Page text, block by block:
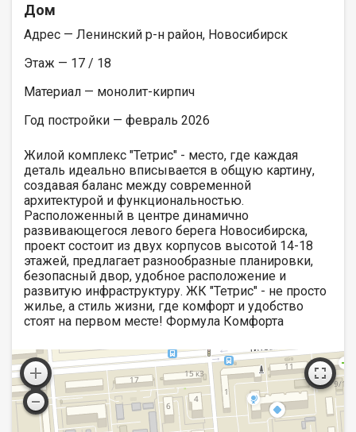
Дом
Адрес — Ленинский р-н район, Новосибирск
Этаж — 17 / 18
Материал — монолит-кирпич
Год постройки — февраль 2026
Жилой комплекс "Тетрис" - место, где каждая
деталь идеально вписывается в общую картину,
создавая баланс между современной
архитектурой и функциональностью.
Расположенный в центре динамично
развивающегося левого берега Новосибирска,
проект состоит из двух корпусов высотой 14-18
этажей, предлагает разнообразные планировки,
безопасный двор, удобное расположение и
развитую инфраструктуру. ЖК "Тетрис" - не просто
жилье, а стиль жизни, где комфорт и удобство
стоят на первом месте! Формула Комфорта